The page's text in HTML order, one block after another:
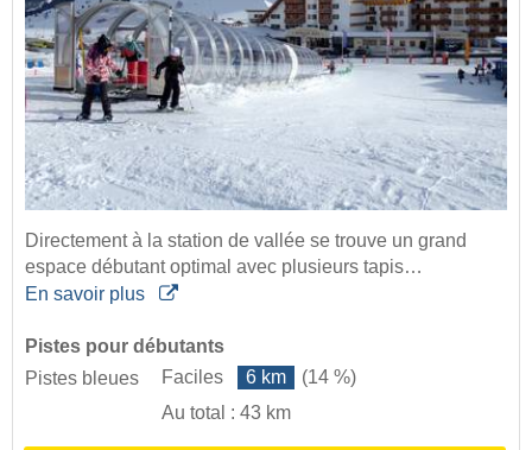
Directement à la station de vallée se trouve un grand
espace débutant optimal avec plusieurs tapis…
En savoir plus
Pistes pour débutants
Pistes bleues
Faciles 6 km
(14 %)
Au total : 43 km